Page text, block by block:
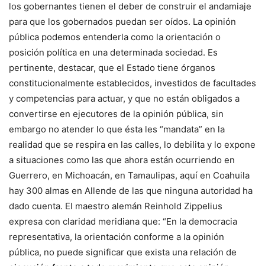
los gobernantes tienen el deber de construir el andamiaje
para que los gobernados puedan ser oídos. La opinión
pública podemos entenderla como la orientación o
posición política en una determinada sociedad. Es
pertinente, destacar, que el Estado tiene órganos
constitucionalmente establecidos, investidos de facultades
y competencias para actuar, y que no están obligados a
convertirse en ejecutores de la opinión pública, sin
embargo no atender lo que ésta les “mandata” en la
realidad que se respira en las calles, lo debilita y lo expone
a situaciones como las que ahora están ocurriendo en
Guerrero, en Michoacán, en Tamaulipas, aquí en Coahuila
hay 300 almas en Allende de las que ninguna autoridad ha
dado cuenta. El maestro alemán Reinhold Zippelius
expresa con claridad meridiana que: “En la democracia
representativa, la orientación conforme a la opinión
pública, no puede significar que exista una relación de